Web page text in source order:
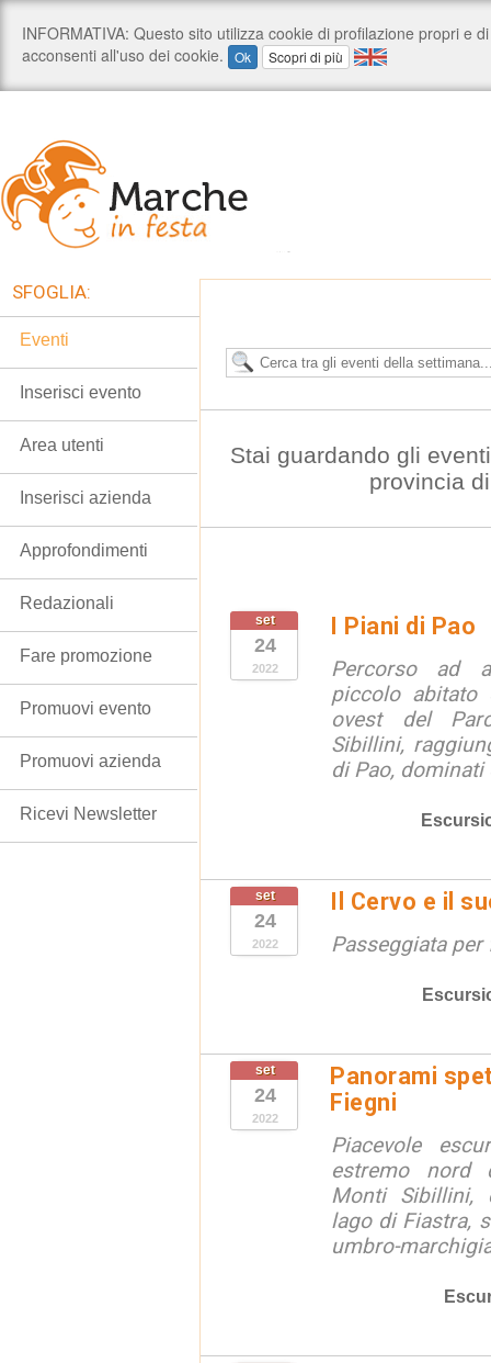
Stai guardando gli
provincia
set
24
2022
I Piani di Pao
Percorso ad
piccolo abitato
ovest del
Sibillini,
di Pao,
set
24
2022
Il Cervo e il
Passeggiata
set
24
2022
Panorami
Fiegni
Piacevole
estremo nord
Monti Sibillini,
lago di Fiastra,
umbro-
SFOGLIA:
Eventi
Inserisci evento
Area utenti
Inserisci azienda
Approfondimenti
Redazionali
Fare promozione
Promuovi evento
Promuovi azienda
Ricevi Newsletter